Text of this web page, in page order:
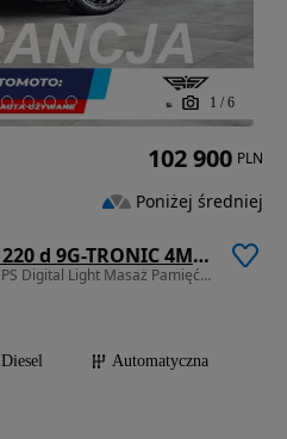
1 / 6
Mercedes-Benz Klasa C 220 d 9G-TRONIC 4Matic Avantgarde
1993 cm3 • 200 KM • 4matic 220 PS Digital Light Masaż Pamięć 4xKamera Headup Ambient FV23%
Diesel
Automatyczna
102 900 PLN
Poniżej średniej